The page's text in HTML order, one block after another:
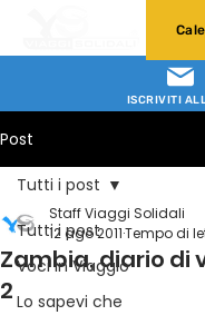
ISCRIVITI
Post
Tutti i post
Voci in Viaggio
Lo sapevi che
Tutti i post
Zambia, diario di
2
Staff Viaggi Solidali
12 ago 2011Tempo di